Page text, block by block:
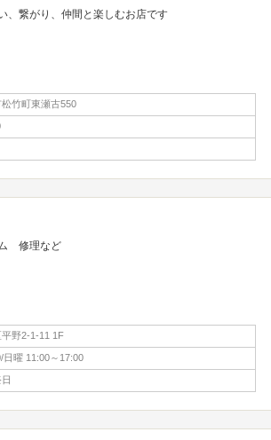
、繋がり、仲間と楽しむお店です
竹町東瀬古550
修理など
野2-1-11 1F
日曜 11:00～17:00